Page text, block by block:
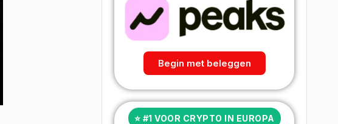
Begin met beleggen
⭐ #1 VOOR CRYPTO IN EUROPA